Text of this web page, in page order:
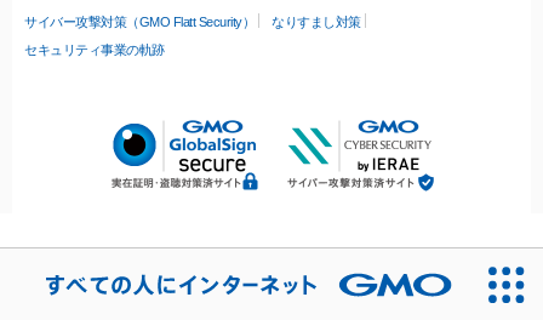
サイバー攻撃対策（GMO Flatt Security）
なりすまし対策
セキュリティ事業の軌跡